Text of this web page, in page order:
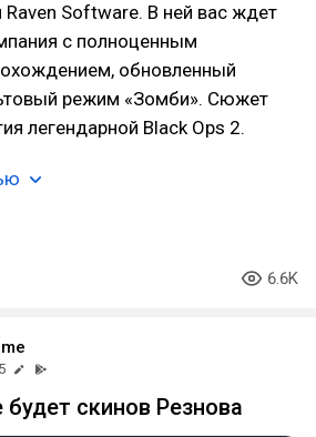
Raven Software. В ней вас ждет
с полноценным
обновленный
режим «Зомби». Сюжет
легендарной Black Ops 2.
6.6K
будет скинов Резнова